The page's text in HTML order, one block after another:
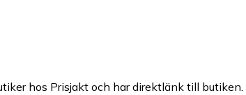
hos Prisjakt och har direktlänk till butiken.